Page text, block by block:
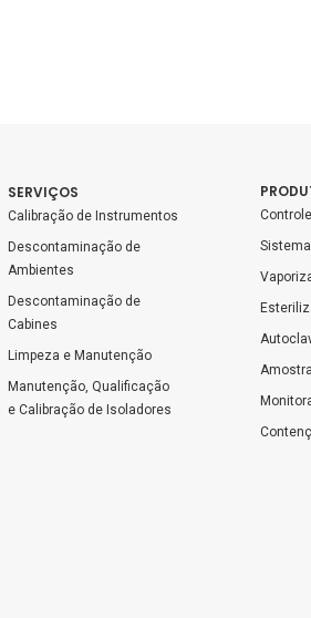
SERVIÇOS
Calibração de Instrumentos
Descontaminação de
Ambientes
Descontaminação de
Cabines
Limpeza e Manutenção
Manutenção, Qualificação
e Calibração de Isoladores